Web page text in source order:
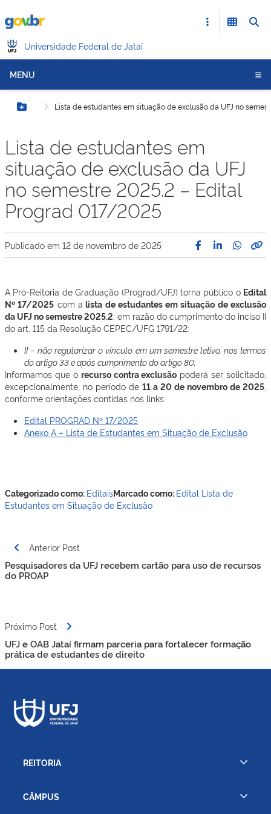
Universidade Federal de Jataí
MENU
Botão MenuLista de estudantes em situação de exclusão da UFJ no
Lista de estudantes em
situação de exclusão da UFJ
no semestre 2025.2 – Edital
Prograd 017/2025
Publicado em 12 de novembro de 2025
A Pró-Reitoria de Graduação (Prograd/UFJ) torna público o Edital
Nº 17/2025 com a lista de estudantes em situação de exclusão
da UFJ no semestre 2025.2 , em razão do cumprimento do inciso II
do art. 115 da Resolução CEPEC/UFG 1791/22:
II – não regularizar o vínculo em um semestre letivo, nos termos
do artigo 33 e após cumprimento do artigo 80;
Informamos que o recurso contra exclusão poderá ser solicitado,
excepcionalmente, no período de 11 a 20 de novembro de 2025
conforme orientações contidas nos links:
Edital PROGRAD Nº 17/2025
Anexo A – Lista de Estudantes em Situação de Exclusão
Categorizado como: EditaisMarcado como: Edital Lista de
Estudantes em Situação de Exclusão
Navegação
de
Post
Anterior Post
Pesquisadores da UFJ recebem cartão para uso de recursos
do PROAP
Próximo Post
UFJ e OAB Jataí firmam parceria para fortalecer formação
prática de estudantes de direito
REITORIA
CÂMPUS